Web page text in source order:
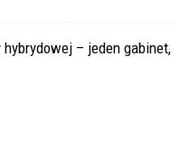
– jeden gabinet,